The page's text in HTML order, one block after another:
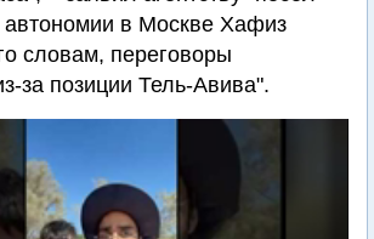
автономии в Москве Хафиз
словам, переговоры
за позиции Тель-Авива".